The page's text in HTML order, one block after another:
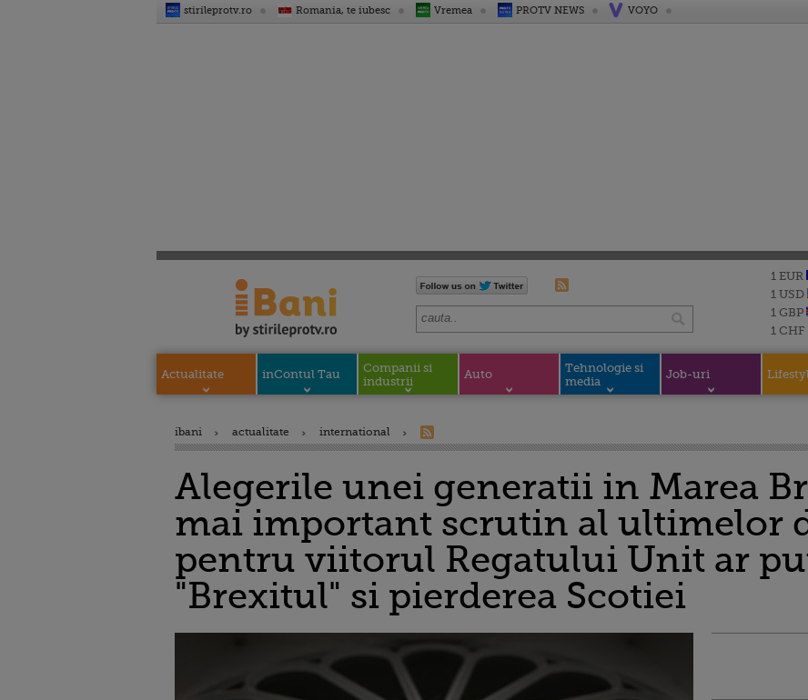
stirileprotv.ro Romania, te iubesc Vremea PROTV NEWS VOYO
1 EUR
1 USD
1 GBP
1 CHF
Actualitate inContul Tau
Companii si
industrii
Auto
Tehnologie si
media
Job-uri
ibani actualitate international
Alegerile unei generatii in Marea
mai important scrutin al ultimelor
pentru viitorul Regatului Unit ar
"Brexitul" si pierderea Scotiei